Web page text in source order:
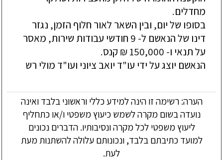
הנאשם יוצג על ידי עו"ד יואב ציוני ועו"ד מולי רש
הערה: רשימה זו הינה למידע כללי וראשוני בלבד ואינה
נועדה בשום מקרה לשמש כיעוץ משפטי ו/או כתחליף
ליעוץ משפטי לכל מקרה ונסיבותיו. הדברים נכונים
למועד כתיבתם בלבד, ונכונותם עלולה להשתנות מעת
לעת.